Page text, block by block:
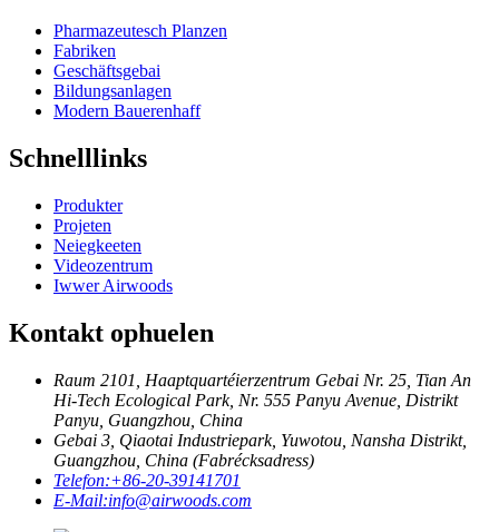
Pharmazeutesch Planzen
Fabriken
Geschäftsgebai
Bildungsanlagen
Modern Bauerenhaff
Schnelllinks
Produkter
Projeten
Neiegkeeten
Videozentrum
Iwwer Airwoods
Kontakt ophuelen
Raum 2101, Haaptquartéierzentrum Gebai Nr. 25, Tian An
Hi-Tech Ecological Park, Nr. 555 Panyu Avenue, Distrikt
Panyu, Guangzhou, China
Gebai 3, Qiaotai Industriepark, Yuwotou, Nansha Distrikt,
Guangzhou, China (Fabrécksadress)
Telefon:+86-20-39141701
E-Mail:info@airwoods.com